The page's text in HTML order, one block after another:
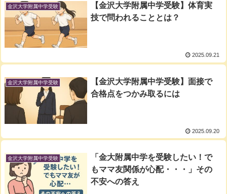
金沢大学附属中学受験
【金沢大学附属中学受験】体育実
技で問われることとは？
2025.09.21
金沢大学附属中学受験
【金沢大学附属中学受験】面接で
合格点をつかみ取るには
2025.09.20
金沢大学附属中学受験
「金大附属中学を受験したい！で
もママ友関係が心配・・・」その
不安への答え